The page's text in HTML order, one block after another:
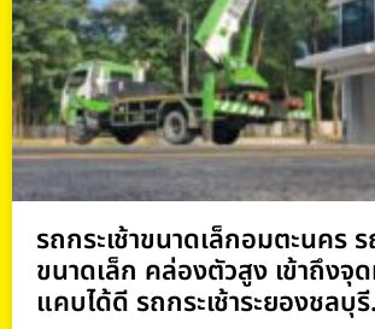
รถกระเช้าขนาดเล็กอมตะนคร ร
ขนาดเล็ก คล่องตัวสูง เข้าถึงจุ
แคบได้ดี รถกระเช้าระยองชลบุ